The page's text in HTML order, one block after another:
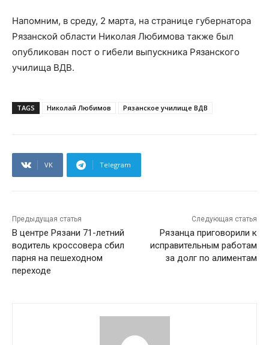
Напомним, в среду, 2 марта, на странице губернатора
Рязанской области Николая Любимова также был
опубликован пост о гибели выпускника Рязанского
училища ВДВ.
TAGS Николай Любимов Рязанское училище ВДВ
VK Telegram
Предыдущая статья
В центре Рязани 71-летний
водитель кроссовера сбил
парня на пешеходном
переходе
Следующая статья
Рязанца приговорили к
исправительным работам
за долг по алиментам